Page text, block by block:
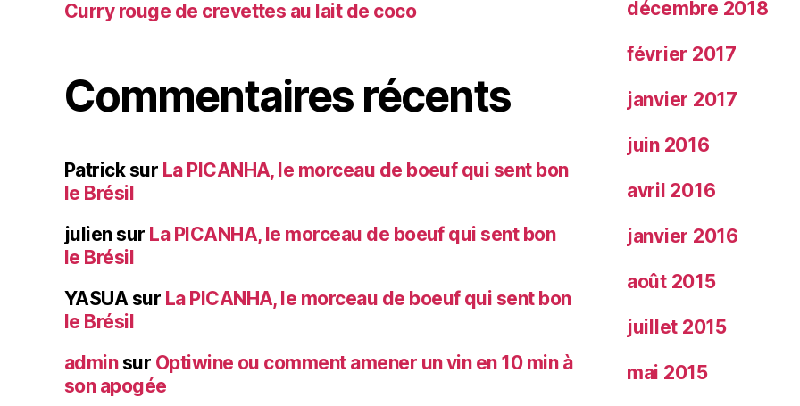
Curry rouge de crevettes au lait de coco
Commentaires récents
Patricksur La PICANHA, le morceau de boeuf qui sent bon
le Brésil
juliensur La PICANHA, le morceau de boeuf qui sent bon
le Brésil
YASUA sur La PICANHA, le morceau de boeuf qui sent bon
le Brésil
adminsur Optiwine ou comment amener un vin en 10 min à
son apogée
décembre 2018
février 2017
janvier 2017
juin 2016
avril 2016
janvier 2016
août 2015
juillet 2015
mai 2015